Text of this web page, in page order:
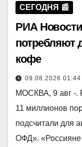
СЕГОДНЯ 📰
РИА
потребляют
кофе
09.08.2026 01:44
МОСКВА, 9 авг -.
11 миллионов
подсчитали для
ОФД». «Россияне